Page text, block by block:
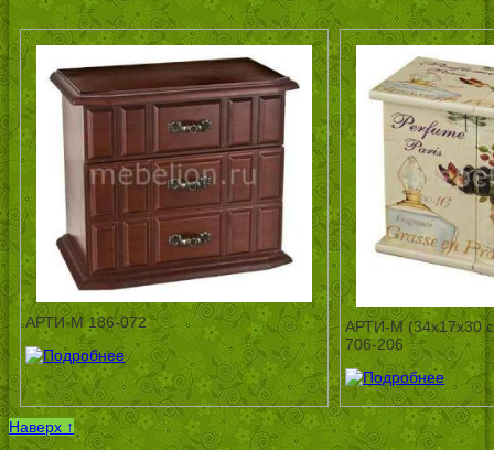
АРТИ-М 186-072
АРТИ-М (34х17х30
706-206
Наверх ↑